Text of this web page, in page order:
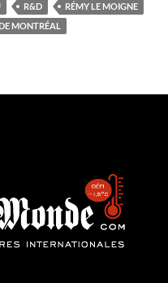
R&D
RÉMY LE MOIGNE
MONTRÉAL